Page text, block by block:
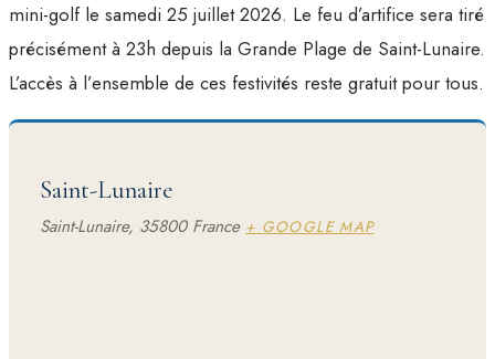
mini-golf le samedi 25 juillet 2026. Le feu d’artifice sera tiré
précisément à 23h depuis la Grande Plage de Saint-Lunaire.
L’accès à l’ensemble de ces festivités reste gratuit pour tous.
Saint-Lunaire
Saint-Lunaire, 35800 France + GOOGLE MAP